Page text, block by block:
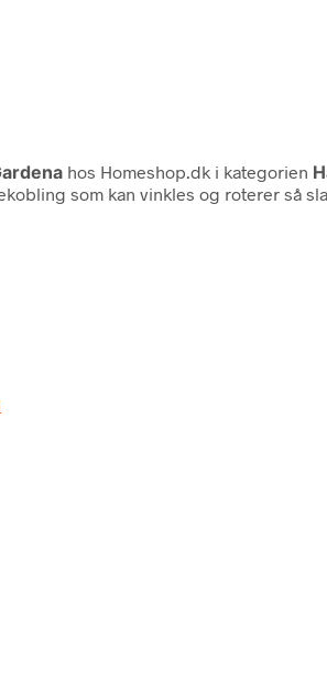
hos Homeshop.dk i kategorien
som kan vinkles og roterer så